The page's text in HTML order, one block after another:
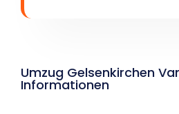
Umzug Gelsenkirchen
Informationen